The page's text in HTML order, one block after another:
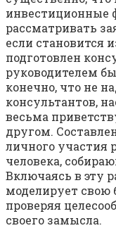
инвестиционные
рассматривать
если становится
подготовлен
руководителем
конечно, что не
консультантов,
весьма
другом.
личного участия
человека,
Включаясь в эту
моделирует свою
проверяя
своего замысла.